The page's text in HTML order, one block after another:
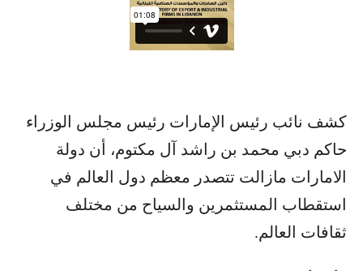
كشف نائب رئيس الإمارات رئيس مجلس الوزراء
حاكم دبي محمد بن راشد آل مكتوم، أن دولة
الامارات مازالت تتصدر معظم دول العالم في
استقطاب المستثمرين والسياح من مختلف
ثقافات العالم.